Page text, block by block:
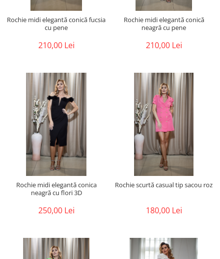
Rochie midi elegantă conică fucsia
cu pene
210,00 Lei
Rochie midi elegantă conică
neagră cu pene
210,00 Lei
Rochie midi elegantă conica
neagră cu flori 3D
250,00 Lei
Rochie scurtă casual tip sacou roz
180,00 Lei